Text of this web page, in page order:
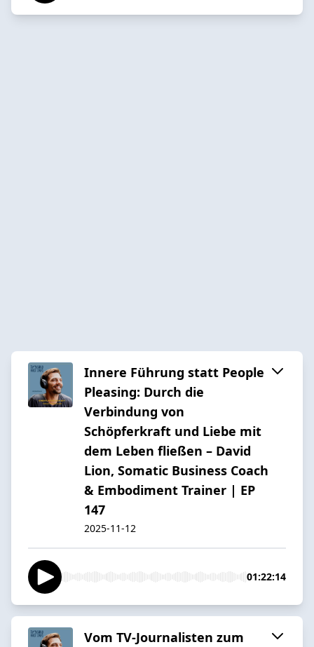
Innere Führung statt People
Pleasing: Durch die
Verbindung von
Schöpferkraft und Liebe mit
dem Leben fließen – David
Lion, Somatic Business Coach
& Embodiment Trainer | EP
147
2025-11-12
01:22:14
Vom TV-Journalisten zum